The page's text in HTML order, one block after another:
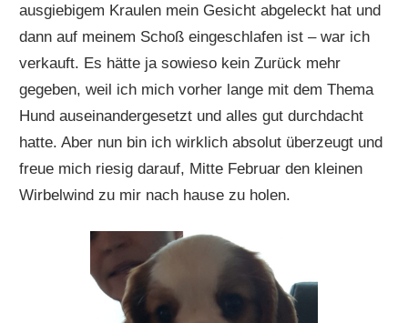
ausgiebigem Kraulen mein Gesicht abgeleckt hat und
dann auf meinem Schoß eingeschlafen ist – war ich
verkauft. Es hätte ja sowieso kein Zurück mehr
gegeben, weil ich mich vorher lange mit dem Thema
Hund auseinandergesetzt und alles gut durchdacht
hatte. Aber nun bin ich wirklich absolut überzeugt und
freue mich riesig darauf, Mitte Februar den kleinen
Wirbelwind zu mir nach hause zu holen.